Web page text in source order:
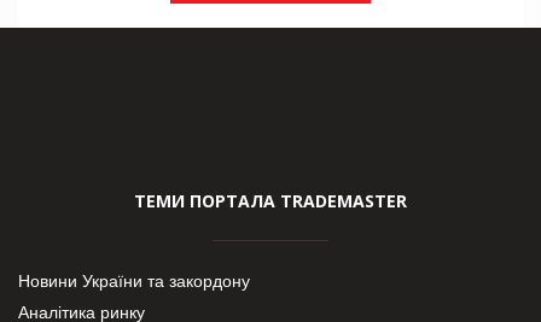
ТЕМИ ПОРТАЛА TRADEMASTER
Новини України та закордону
Аналітика ринку